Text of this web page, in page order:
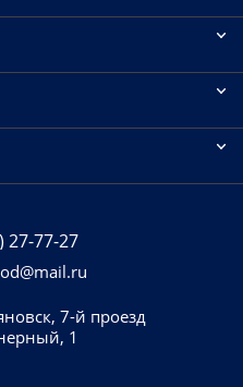
27-77-27
7-й проезд
1